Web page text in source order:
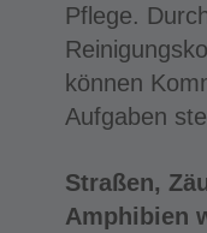
Pflege.
können
Aufgaben
Straßen,
Amphibien